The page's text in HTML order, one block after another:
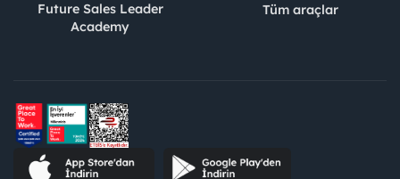
Future Sales Leader
Academy
Tüm araçlar